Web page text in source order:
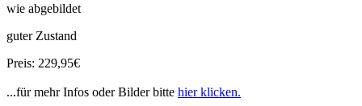
wie abgebildet
guter Zustand
Preis: 229,95€
...für mehr Infos oder Bilder bitte hier klicken.